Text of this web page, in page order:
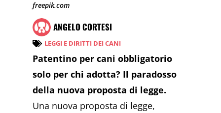
freepik.com
ANGELO CORTESI
LEGGI E DIRITTI DEI CANI
Patentino per cani obbligatorio
solo per chi adotta? Il paradosso
della nuova proposta di legge.
Una nuova proposta di legge,